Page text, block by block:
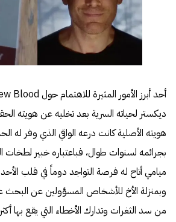
ديكستر لحياته السرية بعد تخليه عن هويته
هويته الأصلية كانت درعه الواقي الذي وفر له
بجرائمه لسنوات طوال، فباعتباره خبير لطخات
ميامي أتاح له فرصة التواجد دوماً في قلب
وبمنزلة الأخ للأشخاص المسؤولين عن البحث
من سد الثغرات وتدارك الأخطاء التي يقع بها